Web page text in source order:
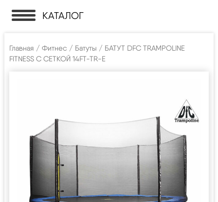
КАТАЛОГ
Главная / Фитнес / Батуты / БАТУТ DFC TRAMPOLINE
FITNESS С СЕТКОЙ 14FT-TR-E